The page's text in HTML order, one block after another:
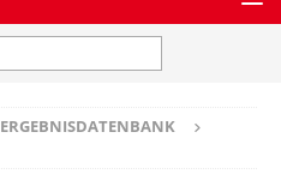
ERGEBNISDATENBANK